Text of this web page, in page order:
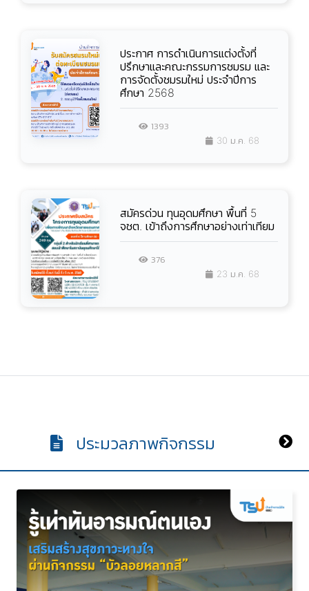
ประกาศ การดำเนินการแต่งตั้งที่
ปรึกษาและคณะกรรมการชมรม และ
การจัดตั้งชมรมใหม่ ประจำปีการ
ศึกษา 2568
1393
30 ม.ค. 68
สมัครด่วน ทุนอุดมศึกษา พื้นที่ 5
จชต. เข้าถึงการศึกษาอย่างเท่าเทียม
376
23 ม.ค. 68
ประมวลภาพกิจกรรม